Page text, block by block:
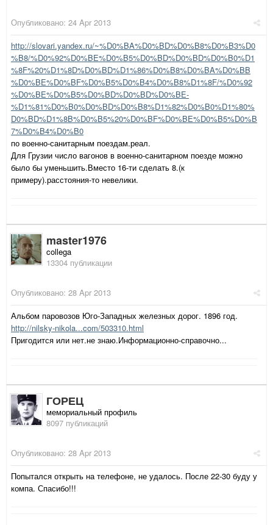
Опубликовано: 24 Apr 2013
http://slovari.yandex.ru/~%D0%BA%D0%BD%D0%B8%D0%B3%D0
%B8/%D0%92%D0%BE%D0%B5%D0%BD%D0%BD%D0%B0%D1
%8F%20%D1%8D%D0%BD%D1%86%D0%B8%D0%BA%D0%BB
%D0%BE%D0%BF%D0%B5%D0%B4%D0%B8%D1%8F/%D0%92
%D0%BE%D0%B5%D0%BD%D0%BD%D0%BE-
%D1%81%D0%B0%D0%BD%D0%B8%D1%82%D0%B0%D1%80%
D0%BD%D1%8B%D0%B5%20%D0%BF%D0%BE%D0%B5%D0%B
7%D0%B4%D0%B0
по военно-санитарным поездам.реал.
Для Грузии число вагонов в военно-санитарном поезде можно
было бы уменьшить.Вместо 16-ти сделать 8.(к
примеру).расстояния-то невелики.
master1976
collega
13304 публикации
Опубликовано: 28 Apr 2013
Альбом паровозов Юго-Западных железных дорог. 1896 год.
http://nilsky-nikola...com/503310.html
Пригодится или нет.не знаю.Информационно-справочно...
ГОРЕЦ
мемориальный профиль
8097 публикаций
Опубликовано: 28 Apr 2013
Попытался открыть на телефоне, не удалось. После 22-30 буду у
компа. Спасибо!!!